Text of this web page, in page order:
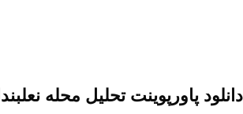
دانلود پاورپوینت تحلیل محله